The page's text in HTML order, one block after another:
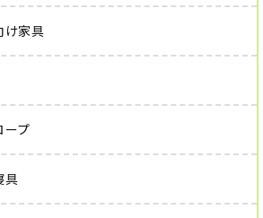
け家具
ープ
具